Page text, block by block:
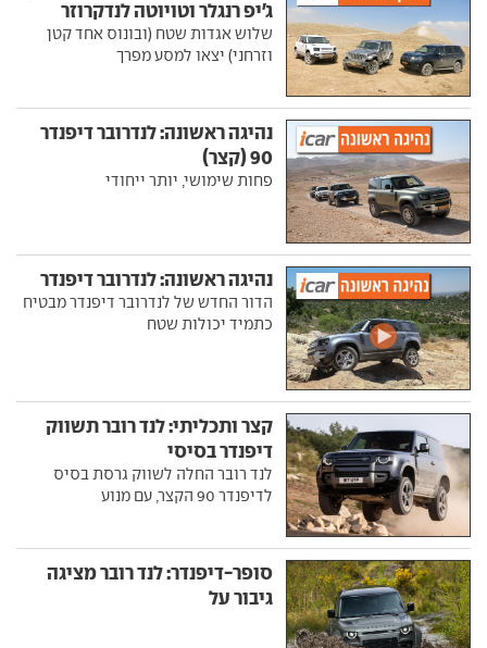
ג'יפ רנגלר וטויוטה לנדקרוזר
שלוש אגדות שטח (ובונוס אחד קטן
וזרחני) יצאו למסע מפרך
נהיגה ראשונה: לנדרובר דיפנדר
90 (קצר)
פחות שימושי, יותר ייחודי
נהיגה ראשונה: לנדרובר דיפנדר
הדור החדש של לנדרובר דיפנדר מבטיח
כתמיד יכולות שטח
קצר ותכליתי: לנד רובר תשווק
דיפנדר בסיסי
לנד רובר החלה לשווק גרסת בסיס
לדיפנדר 90 הקצר, עם מנוע
סופר-דיפנדר: לנד רובר מציגה
גיבור על